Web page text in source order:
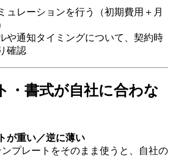
ュレーションを行う（初期費用＋月
や通知タイミングについて、契約時
確認
・書式が自社に合わな
が重い／逆に薄い
プレートをそのまま使うと、自社の